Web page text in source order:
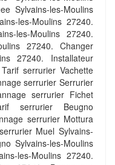
Sylvains-les-Moulins
les-Moulins 27240.
les-Moulins 27240.
27240. Changer
27240. Installateur
serrurier Vachette
serrurier Serrurier
serrurier Fichet
serrurier Beugno
serrurier Mottura
Muel Sylvains-
Sylvains-les-Moulins
les-Moulins 27240.